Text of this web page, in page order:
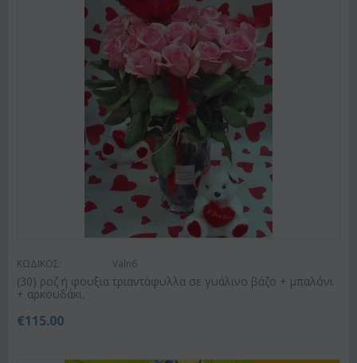
ΚΩΔΙΚΟΣ: Valn6
(30) ροζ ή φουξια τριαντάφυλλα σε γυάλινο βάζο + μπαλόνι
+ αρκουδάκι.
€115.00